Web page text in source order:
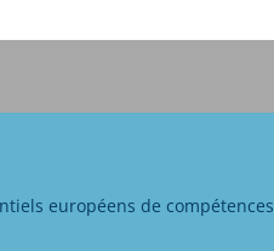
européens de compétences